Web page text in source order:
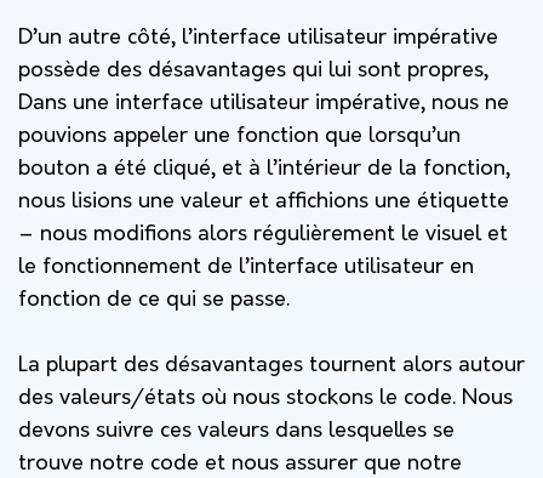
D’un autre côté, l’interface utilisateur impérative
possède des désavantages qui lui sont propres,
Dans une interface utilisateur impérative, nous ne
pouvions appeler une fonction que lorsqu’un
bouton a été cliqué, et à l’intérieur de la fonction,
nous lisions une valeur et affichions une étiquette
– nous modifions alors régulièrement le visuel et
le fonctionnement de l’interface utilisateur en
fonction de ce qui se passe.
La plupart des désavantages tournent alors autour
des valeurs/états où nous stockons le code. Nous
devons suivre ces valeurs dans lesquelles se
trouve notre code et nous assurer que notre